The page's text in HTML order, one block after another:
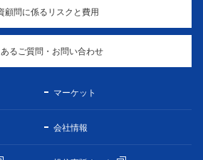
顧問に係るリスクと費用
るご質問・お問い合わせ
マーケット
会社情報